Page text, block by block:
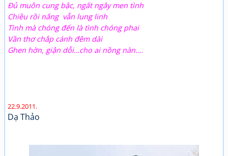
Đủ muôn cung bậc, ngất ngây men tình
Chiều rồi nắng vẫn lung linh
Tình mà chóng đến là tình chóng phai
Vần thơ chắp cánh đêm dài
Ghen hờn, giận dỗi…cho ai nồng nàn….
22.9.2011.
Dạ Thảo